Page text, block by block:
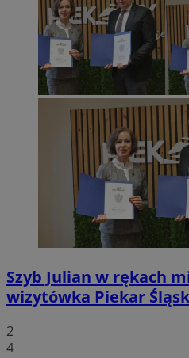
Szyb Julian w rękach
wizytówka Piekar
2
4